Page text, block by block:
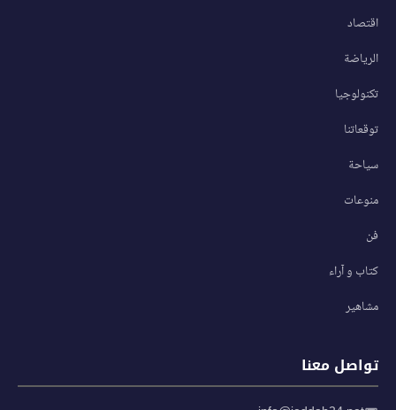
اقتصاد
الرياضة
تكنولوجيا
توقعاتنا
سياحة
منوعات
فن
كتاب و آراء
مشاهير
تواصل معنا